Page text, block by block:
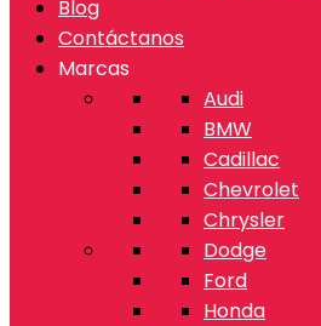
Blog
Contáctanos
Marcas
Audi
BMW
Cadillac
Chevrolet
Chrysler
Dodge
Ford
Honda